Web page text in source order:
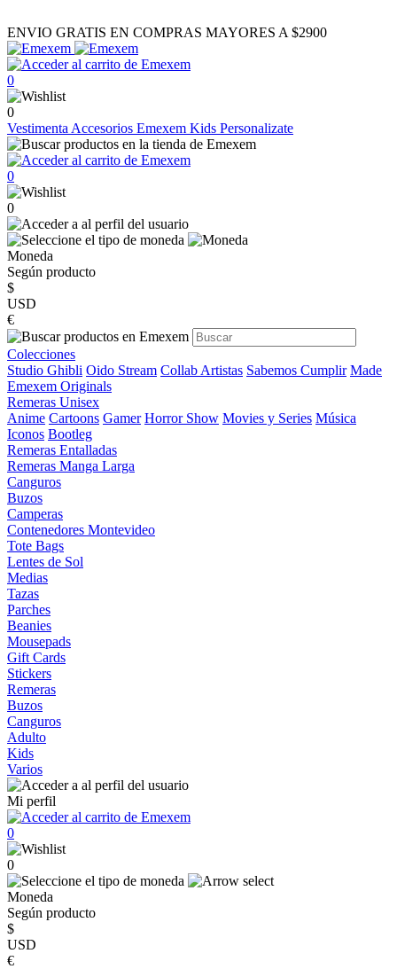
ENVIO GRATIS EN COMPRAS MAYORES A $2900
0
0
Vestimenta Accesorios Emexem Kids Personalizate
0
0
Moneda
Según producto
$
USD
€
Colecciones
Studio Ghibli Oido Stream Collab Artistas Sabemos Cumplir Made
Emexem Originals
Remeras Unisex
Anime Cartoons Gamer Horror Show Movies y Series Música
Iconos Bootleg
Remeras Entalladas
Remeras Manga Larga
Canguros
Buzos
Camperas
Contenedores Montevideo
Tote Bags
Lentes de Sol
Medias
Tazas
Parches
Beanies
Mousepads
Gift Cards
Stickers
Remeras
Buzos
Canguros
Adulto
Kids
Varios
Mi perfil
0
0
Moneda
Según producto
$
USD
€